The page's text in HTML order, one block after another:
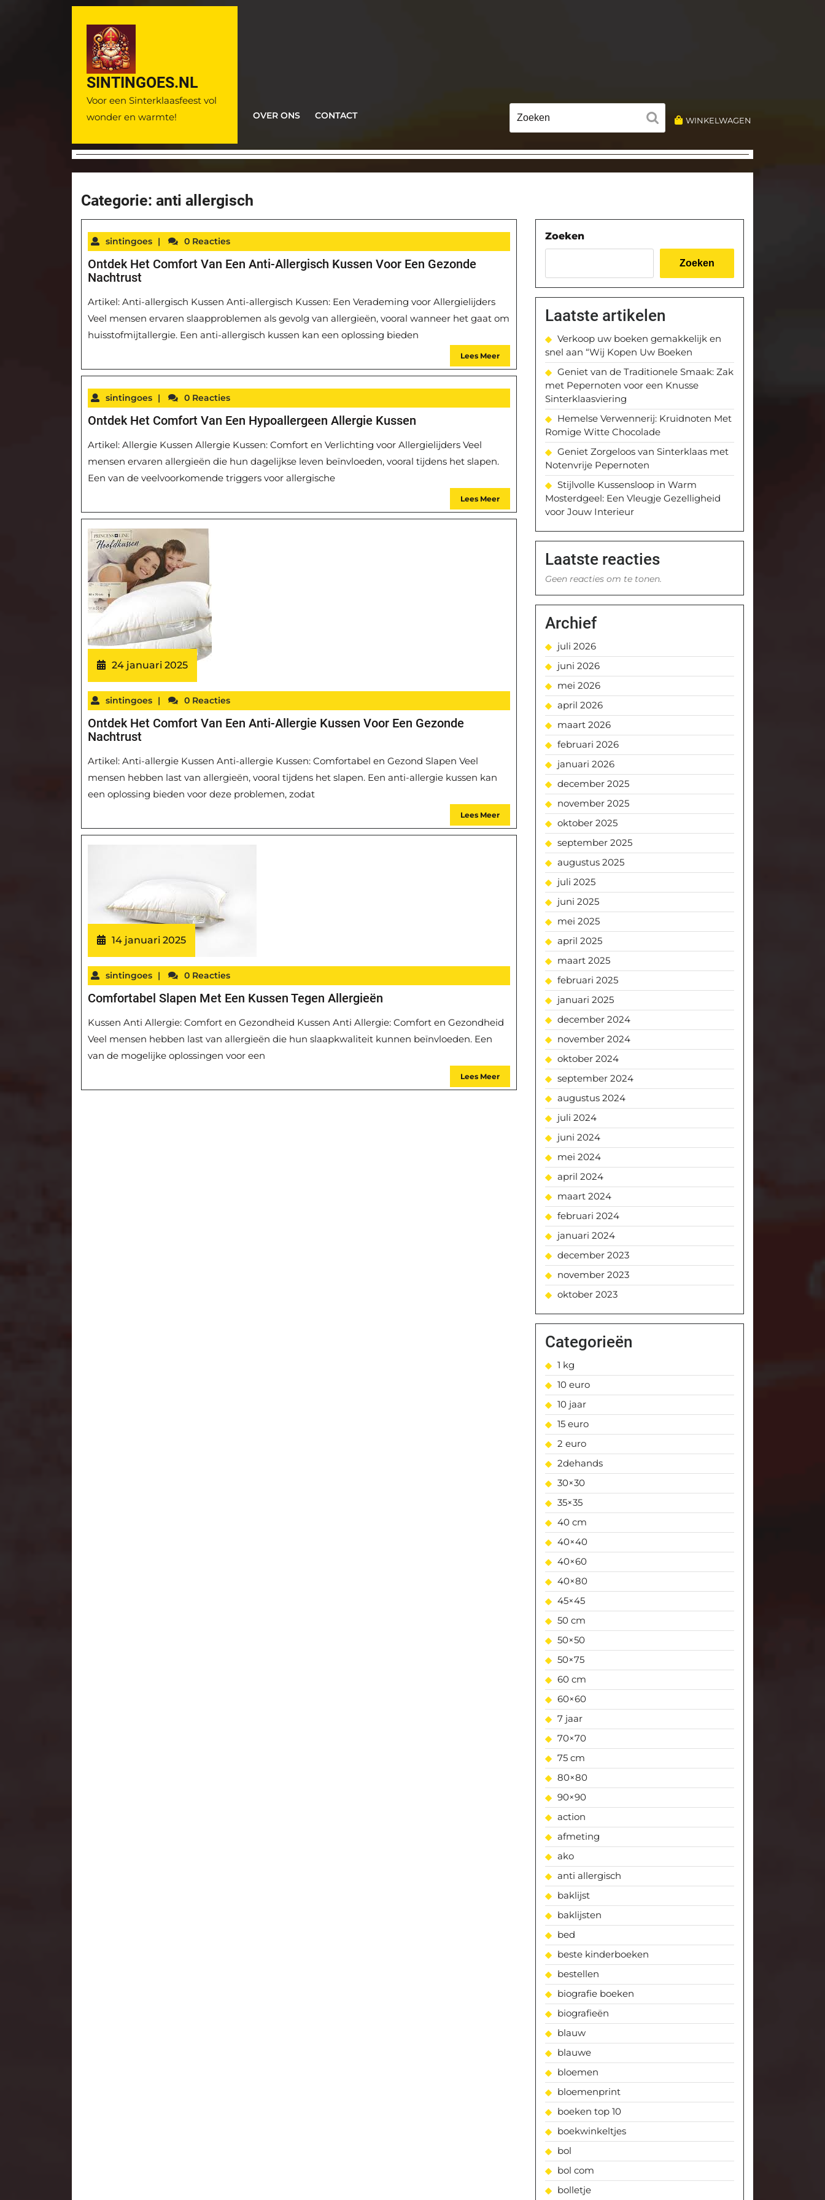
SINTINGOES.NL
Voor een Sinterklaasfeest vol
wonder en warmte!
OVER ONS CONTACT
naar:
WINKELWAGEN
Categorie: anti allergisch
sintingoes | 0 Reacties
Ontdek Het Comfort Van Een Anti-Allergisch Kussen Voor Een Gezonde
Nachtrust
Artikel: Anti-allergisch Kussen Anti-allergisch Kussen: Een Verademing voor Allergielijders
Veel mensen ervaren slaapproblemen als gevolg van allergieën, vooral wanneer het gaat om
huisstofmijtallergie. Een anti-allergisch kussen kan een oplossing bieden
Lees Meer
sintingoes | 0 Reacties
Ontdek Het Comfort Van Een Hypoallergeen Allergie Kussen
Artikel: Allergie Kussen Allergie Kussen: Comfort en Verlichting voor Allergielijders Veel
mensen ervaren allergieën die hun dagelijkse leven beïnvloeden, vooral tijdens het slapen.
Een van de veelvoorkomende triggers voor allergische
Lees Meer
24 januari 2025
sintingoes | 0 Reacties
Ontdek Het Comfort Van Een Anti-Allergie Kussen Voor Een Gezonde
Nachtrust
Artikel: Anti-allergie Kussen Anti-allergie Kussen: Comfortabel en Gezond Slapen Veel
mensen hebben last van allergieën, vooral tijdens het slapen. Een anti-allergie kussen kan
een oplossing bieden voor deze problemen, zodat
Lees Meer
14 januari 2025
sintingoes | 0 Reacties
Comfortabel Slapen Met Een Kussen Tegen Allergieën
Kussen Anti Allergie: Comfort en Gezondheid Kussen Anti Allergie: Comfort en Gezondheid
Veel mensen hebben last van allergieën die hun slaapkwaliteit kunnen beïnvloeden. Een
van de mogelijke oplossingen voor een
Lees Meer
Zoeken
Zoeken
Laatste artikelen
Verkoop uw boeken gemakkelijk en
snel aan “Wij Kopen Uw Boeken
Geniet van de Traditionele Smaak: Zak
met Pepernoten voor een Knusse
Sinterklaasviering
Hemelse Verwennerij: Kruidnoten Met
Romige Witte Chocolade
Geniet Zorgeloos van Sinterklaas met
Notenvrije Pepernoten
Stijlvolle Kussensloop in Warm
Mosterdgeel: Een Vleugje Gezelligheid
voor Jouw Interieur
Laatste reacties
Geen reacties om te tonen.
Archief
juli 2026
juni 2026
mei 2026
april 2026
maart 2026
februari 2026
januari 2026
december 2025
november 2025
oktober 2025
september 2025
augustus 2025
juli 2025
juni 2025
mei 2025
april 2025
maart 2025
februari 2025
januari 2025
december 2024
november 2024
oktober 2024
september 2024
augustus 2024
juli 2024
juni 2024
mei 2024
april 2024
maart 2024
februari 2024
januari 2024
december 2023
november 2023
oktober 2023
Categorieën
1 kg
10 euro
10 jaar
15 euro
2 euro
2dehands
30×30
35×35
40 cm
40×40
40×60
40×80
45×45
50 cm
50×50
50×75
60 cm
60×60
7 jaar
70×70
75 cm
80×80
90×90
action
afmeting
ako
anti allergisch
baklijst
baklijsten
bed
beste kinderboeken
bestellen
biografie boeken
biografieën
blauw
blauwe
bloemen
bloemenprint
boeken top 10
boekwinkeltjes
bol
bol com
bolletje